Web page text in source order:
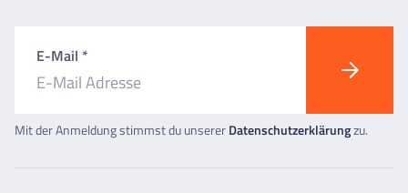
E-Mail *
Mit der Anmeldung stimmst du unsererDatenschutzerklärungzu.